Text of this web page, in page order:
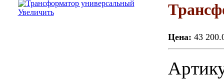
Увеличить
Цена: 43